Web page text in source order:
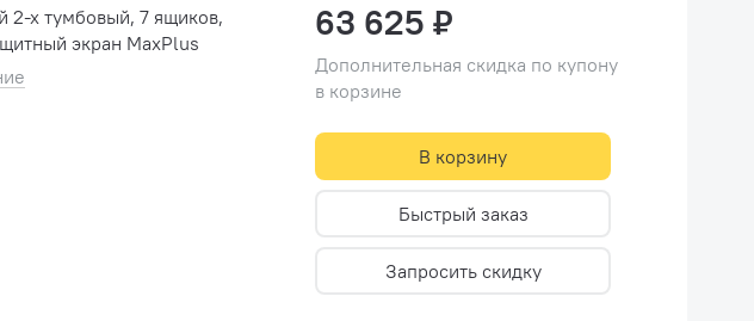
2-х тумбовый, 7 ящиков,
экран MaxPlus
63 625 ₽
Дополнительная скидка по купону
в корзине
В корзину
Быстрый заказ
Запросить скидку